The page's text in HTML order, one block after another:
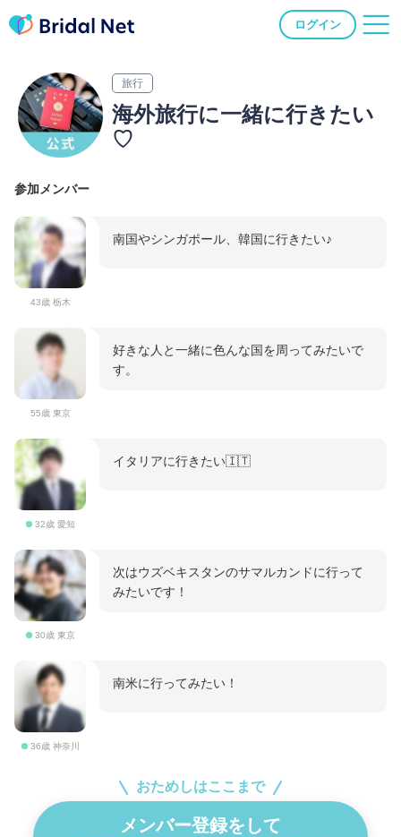
ログイン
旅行
海外旅行に一緒に行きたい
♡
参加メンバー
43歳 栃木
南国やシンガポール、韓国に行きたい♪
55歳 東京
好きな人と一緒に色んな国を周ってみたいで
す。
32歳 愛知
イタリアに行きたい🇮🇹
30歳 東京
次はウズベキスタンのサマルカンドに行って
みたいです！
36歳 神奈川
南米に行ってみたい！
おためしはここまで
メンバー登録をして